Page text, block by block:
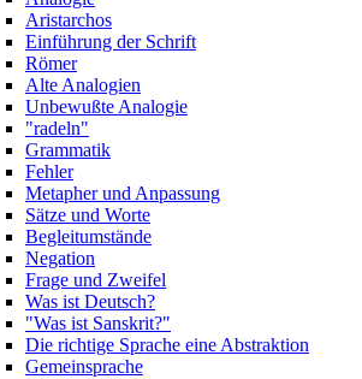
Aristarchos
Einführung der Schrift
Römer
Alte Analogien
Unbewußte Analogie
"radeln"
Grammatik
Fehler
Metapher und Anpassung
Sätze und Worte
Begleitumstände
Negation
Frage und Zweifel
Was ist Deutsch?
"Was ist Sanskrit?"
Die richtige Sprache eine Abstraktion
Gemeinsprache